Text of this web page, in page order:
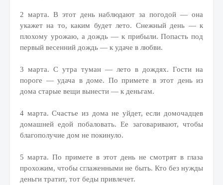
2 марта. В этот день наблюдают за погодой — она
укажет на то, каким будет лето. Снежный день — к
плохому урожаю, а дождь — к прибыли. Попасть под
первый весенний дождь — к удаче в любви.
3 марта. С утра туман — лето в дождях. Гости на
пороге — удача в доме. По примете в этот день из
дома старые вещи вынести — к деньгам.
4 марта. Счастье из дома не уйдет, если домочадцев
домашней едой побаловать. Ее заговаривают, чтобы
благополучие дом не покинуло.
5 марта. По примете в этот день не смотрят в глаза
прохожим, чтобы сглаженными не быть. Кто без нужды
деньги тратит, тот беды привлечет.